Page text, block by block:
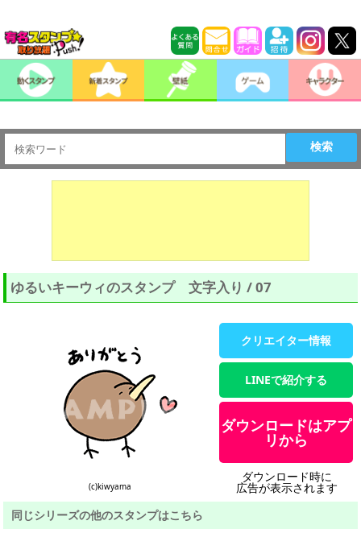
検索
ゆるいキーウィのスタンプ 文字入り / 07
(c)kiwyama
クリエイター情報
LINEで紹介する
ダウンロードはアプ
リから
ダウンロード時に
広告が表示されます
同じシリーズの他のスタンプはこちら